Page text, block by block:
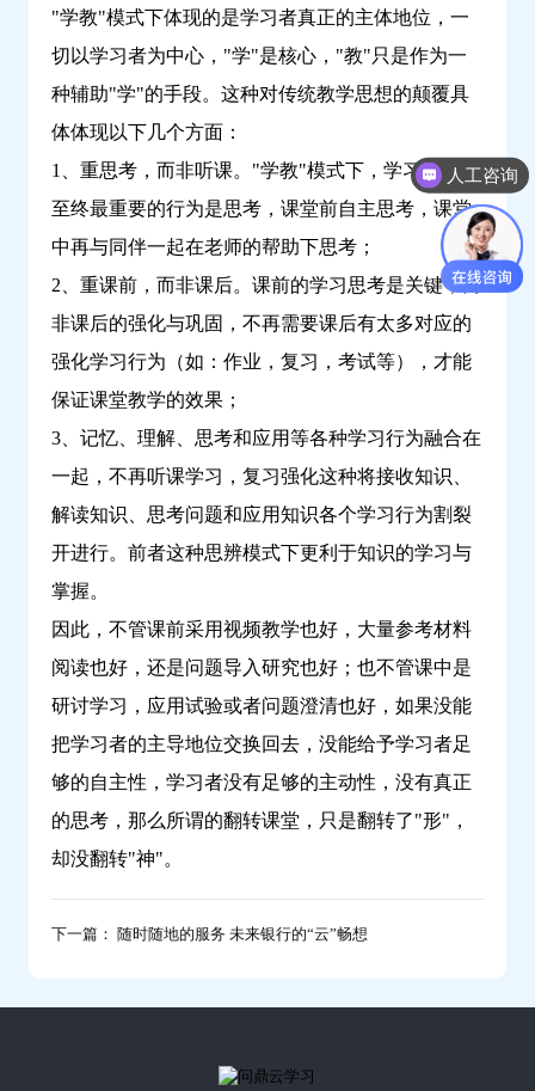
"学教"模式下体现的是学习者真正的主体地位，一
切以学习者为中心，"学"是核心，"教"只是作为一
种辅助"学"的手段。这种对传统教学思想的颠覆具
体体现以下几个方面：
1、重思考，而非听课。"学教"模式下，学习者自始
至终最重要的行为是思考，课堂前自主思考，课堂
中再与同伴一起在老师的帮助下思考；
2、重课前，而非课后。课前的学习思考是关键，而
非课后的强化与巩固，不再需要课后有太多对应的
强化学习行为（如：作业，复习，考试等），才能
保证课堂教学的效果；
3、记忆、理解、思考和应用等各种学习行为融合在
一起，不再听课学习，复习强化这种将接收知识、
解读知识、思考问题和应用知识各个学习行为割裂
开进行。前者这种思辨模式下更利于知识的学习与
掌握。
因此，不管课前采用视频教学也好，大量参考材料
阅读也好，还是问题导入研究也好；也不管课中是
研讨学习，应用试验或者问题澄清也好，如果没能
把学习者的主导地位交换回去，没能给予学习者足
够的自主性，学习者没有足够的主动性，没有真正
的思考，那么所谓的翻转课堂，只是翻转了"形"，
却没翻转"神"。
下一篇： 随时随地的服务 未来银行的“云”畅想
人工咨询